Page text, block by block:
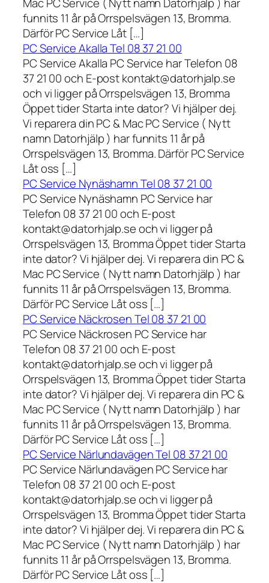
funnits 11 år på Orrspelsvägen 13, Bromma.
Därför PC Service Låt […]
PC Service Akalla Tel 08 37 21 00
PC Service Akalla PC Service har Telefon 08
37 21 00 och E-post kontakt@datorhjalp.se
och vi ligger på Orrspelsvägen 13, Bromma
Öppet tider Starta inte dator? Vi hjälper dej.
Vi reparera din PC & Mac PC Service ( Nytt
namn Datorhjälp ) har funnits 11 år på
Orrspelsvägen 13, Bromma. Därför PC Service
Låt oss […]
PC Service Nynäshamn Tel 08 37 21 00
PC Service Nynäshamn PC Service har
Telefon 08 37 21 00 och E-post
kontakt@datorhjalp.se och vi ligger på
Orrspelsvägen 13, Bromma Öppet tider Starta
inte dator? Vi hjälper dej. Vi reparera din PC &
Mac PC Service ( Nytt namn Datorhjälp ) har
funnits 11 år på Orrspelsvägen 13, Bromma.
Därför PC Service Låt oss […]
PC Service Näckrosen Tel 08 37 21 00
PC Service Näckrosen PC Service har
Telefon 08 37 21 00 och E-post
kontakt@datorhjalp.se och vi ligger på
Orrspelsvägen 13, Bromma Öppet tider Starta
inte dator? Vi hjälper dej. Vi reparera din PC &
Mac PC Service ( Nytt namn Datorhjälp ) har
funnits 11 år på Orrspelsvägen 13, Bromma.
Därför PC Service Låt oss […]
PC Service Närlundavägen Tel 08 37 21 00
PC Service Närlundavägen PC Service har
Telefon 08 37 21 00 och E-post
kontakt@datorhjalp.se och vi ligger på
Orrspelsvägen 13, Bromma Öppet tider Starta
inte dator? Vi hjälper dej. Vi reparera din PC &
Mac PC Service ( Nytt namn Datorhjälp ) har
funnits 11 år på Orrspelsvägen 13, Bromma.
Därför PC Service Låt oss […]